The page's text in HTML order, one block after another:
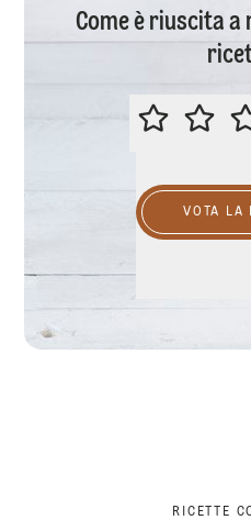
Come è riuscita
VOTA LA
RICETTE